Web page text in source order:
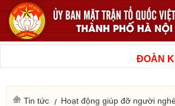
ĐOÀN
Tin tức Hoạt động giúp đỡ người